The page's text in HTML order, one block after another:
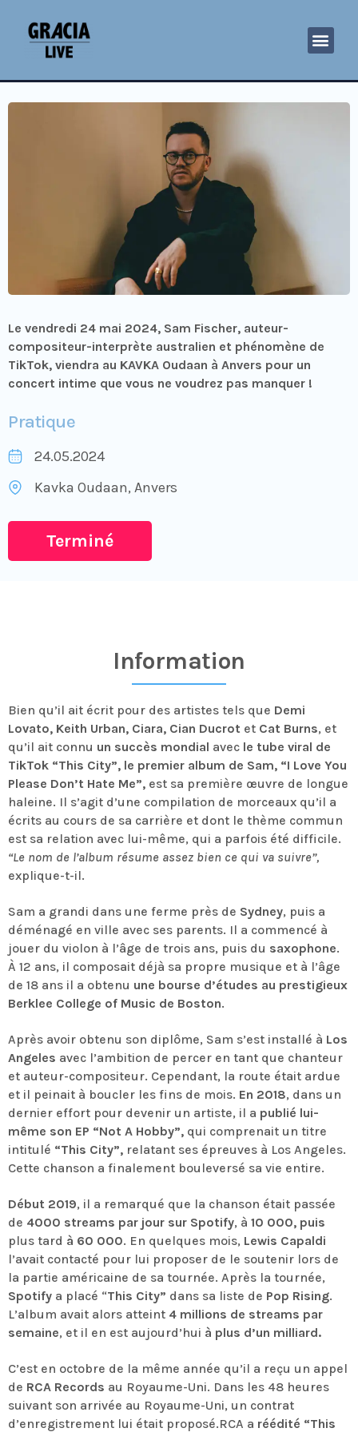
Le vendredi 24 mai 2024, Sam Fischer, auteur-
compositeur-interprète australien et phénomène de
TikTok, viendra au KAVKA Oudaan à Anvers pour un
concert intime que vous ne voudrez pas manquer !
Pratique
24.05.2024
Kavka Oudaan, Anvers
Terminé
Information
Bien qu’il ait écrit pour des artistes tels que Demi
Lovato, Keith Urban, Ciara, Cian Ducrot et Cat Burns, et
qu’il ait connu un succès mondial avec le tube viral de
TikTok “This City”, le premier album de Sam, “I Love You
Please Don’t Hate Me”, est sa première œuvre de longue
haleine. Il s’agit d’une compilation de morceaux qu’il a
écrits au cours de sa carrière et dont le thème commun
est sa relation avec lui-même, qui a parfois été difficile.
“Le nom de l’album résume assez bien ce qui va suivre”,
explique-t-il.
Sam a grandi dans une ferme près de Sydney, puis a
déménagé en ville avec ses parents. Il a commencé à
jouer du violon à l’âge de trois ans, puis du saxophone.
À 12 ans, il composait déjà sa propre musique et à l’âge
de 18 ans il a obtenu une bourse d’études au prestigieux
Berklee College of Music de Boston.
Après avoir obtenu son diplôme, Sam s’est installé à Los
Angeles avec l’ambition de percer en tant que chanteur
et auteur-compositeur. Cependant, la route était ardue
et il peinait à boucler les fins de mois. En 2018, dans un
dernier effort pour devenir un artiste, il a publié lui-
même son EP “Not A Hobby”, qui comprenait un titre
intitulé “This City”, relatant ses épreuves à Los Angeles.
Cette chanson a finalement bouleversé sa vie entire.
Début 2019, il a remarqué que la chanson était passée
de 4000 streams par jour sur Spotify, à 10 000, puis
plus tard à 60 000. En quelques mois, Lewis Capaldi
l’avait contacté pour lui proposer de le soutenir lors de
la partie américaine de sa tournée. Après la tournée,
Spotify a placé “This City” dans sa liste de Pop Rising.
L’album avait alors atteint 4 millions de streams par
semaine, et il en est aujourd’hui à plus d’un milliard.
C’est en octobre de la même année qu’il a reçu un appel
de RCA Records au Royaume-Uni. Dans les 48 heures
suivant son arrivée au Royaume-Uni, un contrat
d’enregistrement lui était proposé.RCA a réédité “This